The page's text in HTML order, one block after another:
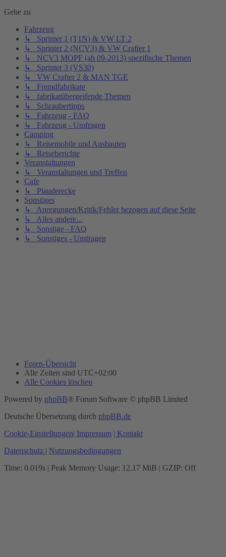
Gehe zu
Fahrzeug
↳ Sprinter 1 (T1N) & VW LT 2
↳ Sprinter 2 (NCV3) & VW Crafter 1
↳ NCV3 MOPF (ab 09-2013) spezifische Themen
↳ Sprinter 3 (VS30)
↳ VW Crafter 2 & MAN TGE
↳ Fremdfabrikate
↳ fabrikatübergeifende Themen
↳ Schraubertipps
↳ Fahrzeug - FAQ
↳ Fahrzeug - Umfragen
Camping
↳ Reisemobile und Ausbauten
↳ Reiseberichte
Veranstaltungen
↳ Veranstaltungen und Treffen
Cafe
↳ Plauderecke
Sonstiges
↳ Anregungen/Kritik/Fehler bezogen auf diese Seite
↳ Alles andere...
↳ Sonstige - FAQ
↳ Sonstiges - Umfragen
Foren-Übersicht
Alle Zeiten sind UTC+02:00
Alle Cookies löschen
Powered by phpBB® Forum Software © phpBB Limited
Deutsche Übersetzung durch phpBB.de
Cookie-Einstellungen | Impressum
| Kontakt
Datenschutz
Nutzungsbedingungen
Time: 0.019s | Peak Memory Usage: 12.17 MiB | GZIP: Off